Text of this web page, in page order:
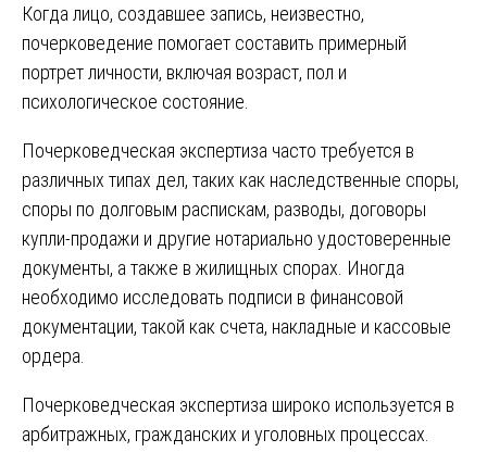
Когда лицо, создавшее запись, неизвестно,
почерковедение помогает составить примерный
портрет личности, включая возраст, пол и
психологическое состояние.
Почерковедческая экспертиза часто требуется в
различных типах дел, таких как наследственные споры,
споры по долговым распискам, разводы, договоры
купли-продажи и другие нотариально удостоверенные
документы, а также в жилищных спорах. Иногда
необходимо исследовать подписи в финансовой
документации, такой как счета, накладные и кассовые
ордера.
Почерковедческая экспертиза широко используется в
арбитражных, гражданских и уголовных процессах.